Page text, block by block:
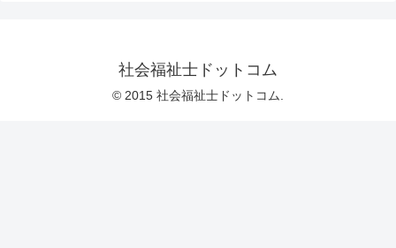
社会福祉士ドットコム
© 2015 社会福祉士ドットコム.